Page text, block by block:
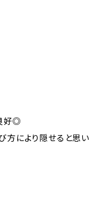
好◎
方により隠せると思い